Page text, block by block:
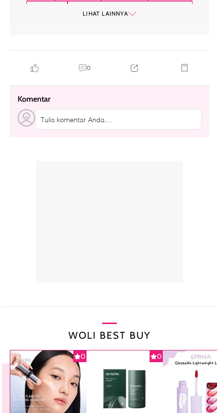
LIHAT LAINNYA
0
Komentar
Tulis komentar Anda....
WOLI BEST BUY
0 0